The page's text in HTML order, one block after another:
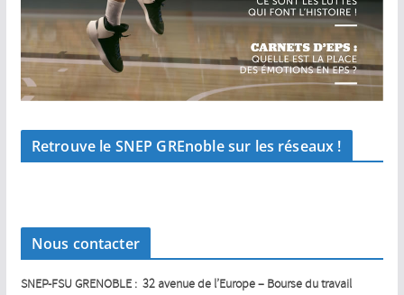
Retrouve le SNEP GREnoble sur les réseaux !
Nous contacter
SNEP-FSU GRENOBLE : 32 avenue de l’Europe – Bourse du travail